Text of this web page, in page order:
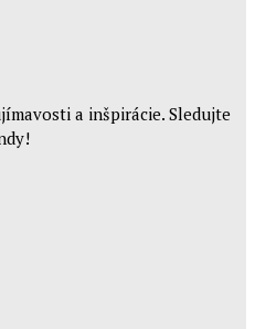
a inšpirácie. Sledujte